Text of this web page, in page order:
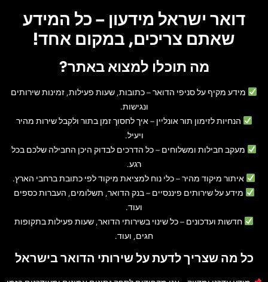
דואר ישראל מידעון – כל המידע
שאתם צריכים, במקום אחד!
מה תוכלו למצוא באתר?
מידע מקיף על סניפי הדואר– כתובות, שעות פעילות, זמינות שירותים
ונגישות.
הנחיות לזימון תור אונליין – איך לחסוך זמן בתור ולקבל שירות מהיר
ויעיל.
מעקב חבילות ומשלוחים – כל הדרכים לבדוק היכן החבילה שלכם בכל
רגע.
איתור מיקוד מהיר– כלי נוח למציאת מיקוד לפי כתובת ברחבי הארץ.
מידע על שירותים פיננסיים – בנק הדואר, תשלומים, העברות כספים
ועוד.
חדשות ועדכונים – כל שינוי בשירותי הדואר, שעות פעילות בתקופות
חגים, ועוד.
כל מה שצריך לדעת על שירותי הדואר בישראל